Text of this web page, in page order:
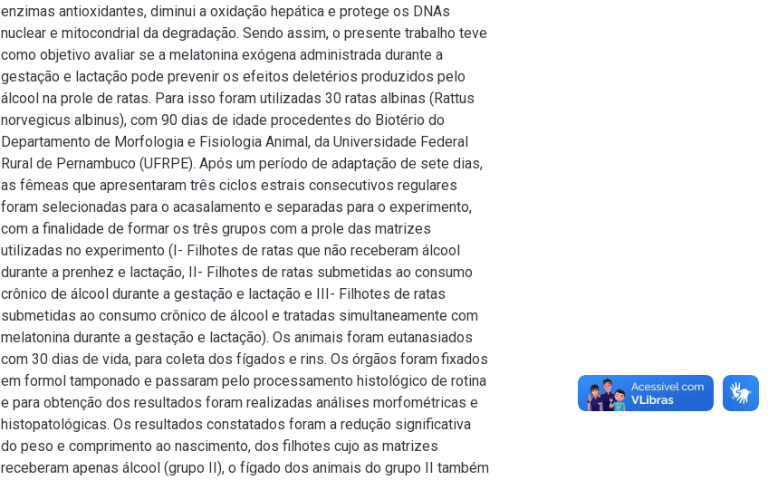
enzimas antioxidantes, diminui a oxidação hepática e protege os DNAs
nuclear e mitocondrial da degradação. Sendo assim, o presente trabalho teve
como objetivo avaliar se a melatonina exógena administrada durante a
gestação e lactação pode prevenir os efeitos deletérios produzidos pelo
álcool na prole de ratas. Para isso foram utilizadas 30 ratas albinas (Rattus
norvegicus albinus), com 90 dias de idade procedentes do Biotério do
Departamento de Morfologia e Fisiologia Animal, da Universidade Federal
Rural de Pernambuco (UFRPE). Após um período de adaptação de sete dias,
as fêmeas que apresentaram três ciclos estrais consecutivos regulares
foram selecionadas para o acasalamento e separadas para o experimento,
com a finalidade de formar os três grupos com a prole das matrizes
utilizadas no experimento (I- Filhotes de ratas que não receberam álcool
durante a prenhez e lactação, II- Filhotes de ratas submetidas ao consumo
crônico de álcool durante a gestação e lactação e III- Filhotes de ratas
submetidas ao consumo crônico de álcool e tratadas simultaneamente com
melatonina durante a gestação e lactação). Os animais foram eutanasiados
com 30 dias de vida, para coleta dos fígados e rins. Os órgãos foram fixados
em formol tamponado e passaram pelo processamento histológico de rotina
e para obtenção dos resultados foram realizadas análises morfométricas e
histopatológicas. Os resultados constatados foram a redução significativa
do peso e comprimento ao nascimento, dos filhotes cujo as matrizes
receberam apenas álcool (grupo II), o fígado dos animais do grupo II também